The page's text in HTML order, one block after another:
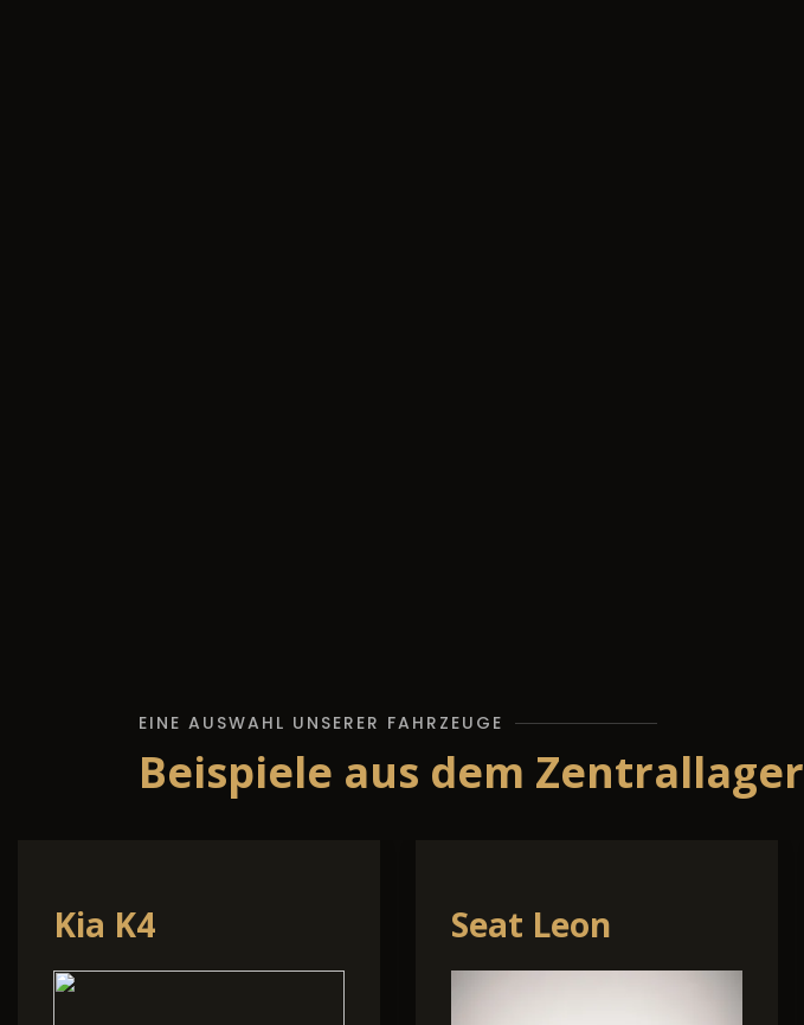
EINE AUSWAHL UNSERER FAHRZEUGE
Beispiele aus dem Zentrallager
Ford Transit
Custom
Hyundai TUCSON